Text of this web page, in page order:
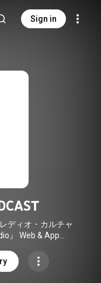
Sign in
ディオ・カルチャ
ー。 WE ARE HERE !...『WAH! Radio』 Web & App
してクリエイティヴ
ていく、オンライン